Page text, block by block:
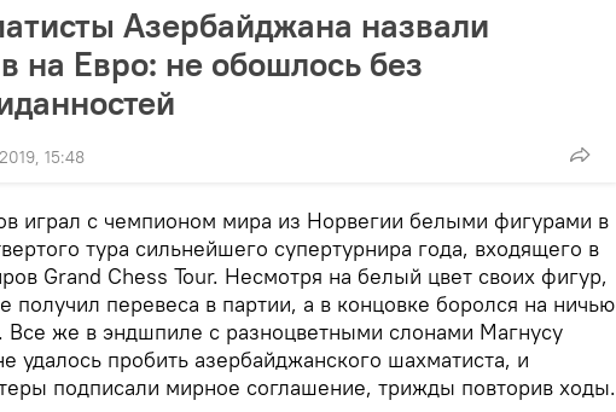
Азербайджана назвали
на Евро: не обошлось без
15:48
играл с чемпионом мира из Норвегии белыми фигурами в
тура сильнейшего супертурнира года, входящего в
Grand Chess Tour. Несмотря на белый цвет своих фигур,
получил перевеса в партии, а в концовке боролся на ничью
Все же в эндшпиле с разноцветными слонами Магнусу
удалось пробить азербайджанского шахматиста, и
подписали мирное соглашение, трижды повторив ходы.